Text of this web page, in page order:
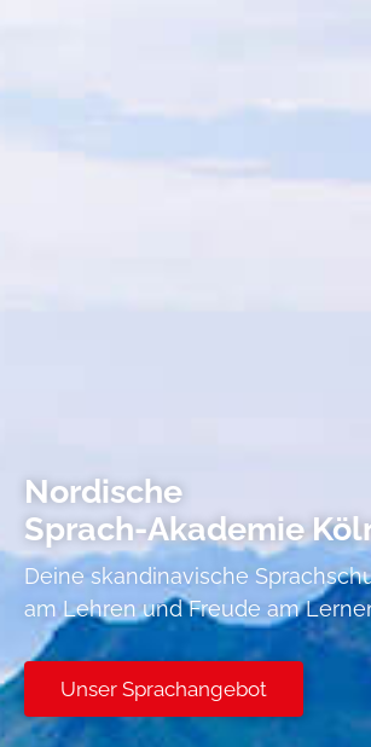
Nordische
Sprach-Akademie
Deine skandinavische
am Lehren und Freude am
Unser Sprachangebot